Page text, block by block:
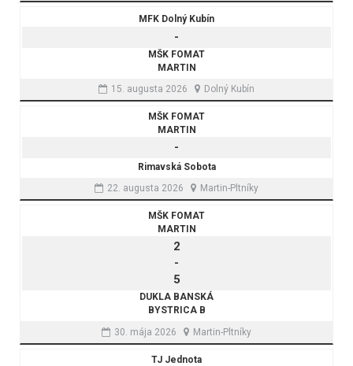
MFK Dolný Kubín
-
MŠK FOMAT
MARTIN
15. augusta 2026
Dolný Kubín
MŠK FOMAT
MARTIN
-
Rimavská Sobota
22. augusta 2026
Martin-Pltníky
MŠK FOMAT
MARTIN
2
-
5
DUKLA BANSKÁ
BYSTRICA B
30. mája 2026
Martin-Pltníky
TJ Jednota